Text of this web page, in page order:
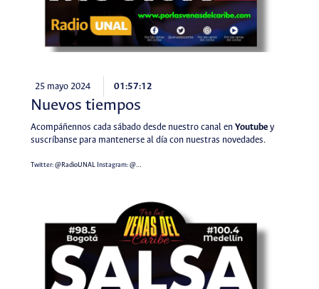
25 mayo 2024 01:57:12
Nuevos tiempos
Acompáñennos cada sábado desde nuestro canal en Youtubey
suscríbanse para mantenerse al día con nuestras novedades.
Twitter:@RadioUNALInstagram:@…